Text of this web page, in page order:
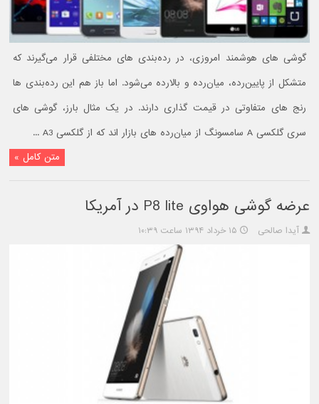
گوشی های هوشمند امروزی، در رده‌بندی های مختلفی قرار می‌گیرند که
متشکل از پایین‌رده، میان‌رده و بالارده می‌شود. اما باز هم این‌ رده‌بندی ها
رنج های متفاوتی در قیمت گذاری دارند. در یک مثال بارز، گوشی های
سری گلکسی A سامسونگ از میان‌رده های بازار اند که از گلکسی A3 ...
متن کامل »
عرضه گوشی هواوی P8 lite در آمریکا
آیدا صالحی ۱۵ خرداد ۱۳۹۴ ساعت ۱۰:۳۹